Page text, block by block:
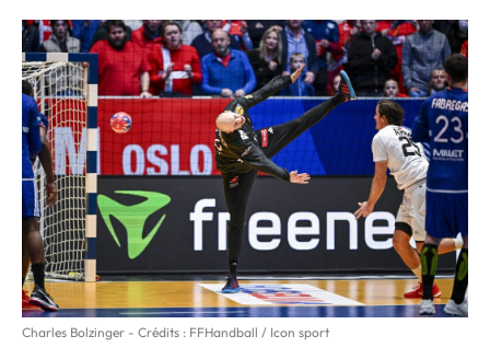
Charles Bolzinger - Crédits : FFHandball / Icon sport